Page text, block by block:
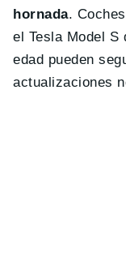
hornada.
el Tesla Model S
edad pueden
actualizaciones